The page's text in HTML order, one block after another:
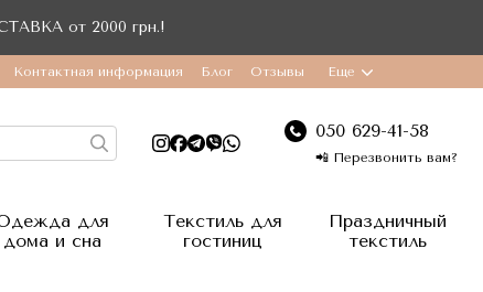
от 2000 грн.!
Контактная информация Блог Отзывы Еще
050 629-41-58
📲 Перезвонить вам?
для
дома и сна
Текстиль для
гостиниц
Праздничный
текстиль